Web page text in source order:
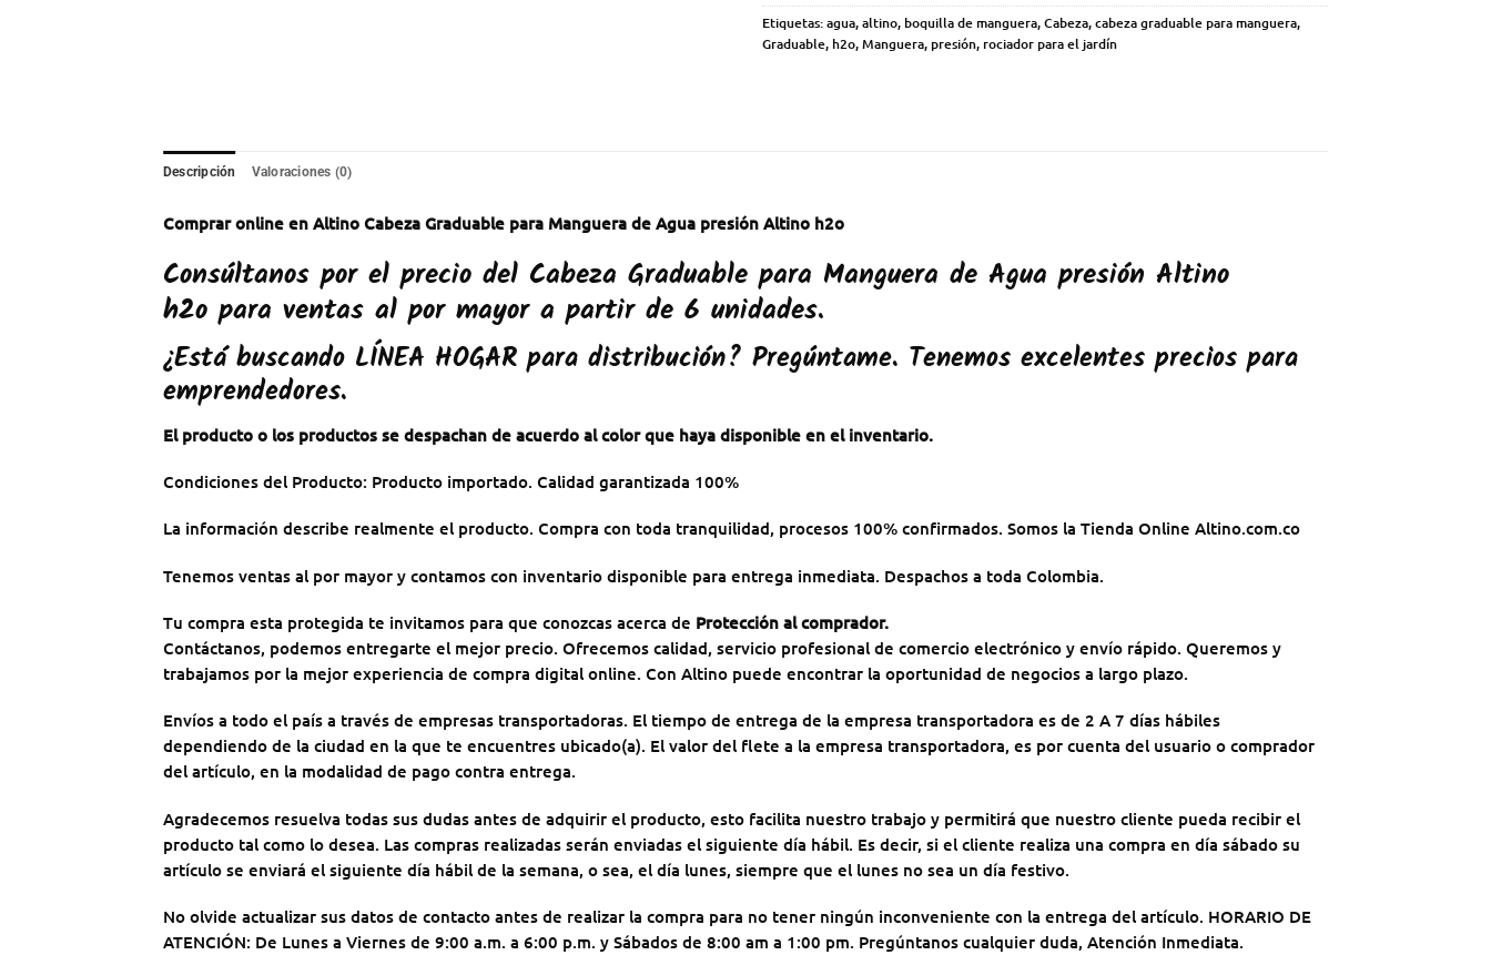
Etiquetas:agua,altino, boquilla de manguera,Cabeza,cabeza graduable para manguera,
Graduable, h2o,Manguera, presión, rociador para el jardín
Descripción Valoraciones (0)
Comprar online en Altino Cabeza Graduable para Manguera de Agua presión Altino h2o
Consúltanos por el precio del Cabeza Graduable para Manguera de Agua presión Altino
h2o para ventas al por mayor a partir de 6 unidades.
¿Está buscando LÍNEA HOGAR para distribución? Pregúntame. Tenemos excelentes precios para
emprendedores.
El producto o los productos se despachan de acuerdo al color que haya disponible en el inventario.
Condiciones del Producto: Producto importado. Calidad garantizada 100%
La información describe realmente el producto. Compra con toda tranquilidad, procesos 100% confirmados. Somos la Tienda Online Altino.com.co
Tenemos ventas al por mayor y contamos con inventario disponible para entrega inmediata. Despachos a toda Colombia.
Tu compra esta protegida te invitamos para que conozcas acerca de Protección al comprador.
Contáctanos, podemos entregarte el mejor precio. Ofrecemos calidad, servicio profesional de comercio electrónico y envío rápido. Queremos y
trabajamos por la mejor experiencia de compra digital online. Con Altino puede encontrar la oportunidad de negocios a largo plazo.
Envíos a todo el país a través de empresas transportadoras. El tiempo de entrega de la empresa transportadora es de 2 A 7 días hábiles
dependiendo de la ciudad en la que te encuentres ubicado(a). El valor del flete a la empresa transportadora, es por cuenta del usuario o comprador
del artículo, en la modalidad de pago contra entrega.
Agradecemos resuelva todas sus dudas antes de adquirir el producto, esto facilita nuestro trabajo y permitirá que nuestro cliente pueda recibir el
producto tal como lo desea. Las compras realizadas serán enviadas el siguiente día hábil. Es decir, si el cliente realiza una compra en día sábado su
artículo se enviará el siguiente día hábil de la semana, o sea, el día lunes, siempre que el lunes no sea un día festivo.
No olvide actualizar sus datos de contacto antes de realizar la compra para no tener ningún inconveniente con la entrega del artículo. HORARIO DE
ATENCIÓN: De Lunes a Viernes de 9:00 a.m. a 6:00 p.m. y Sábados de 8:00 am a 1:00 pm. Pregúntanos cualquier duda, Atención Inmediata.